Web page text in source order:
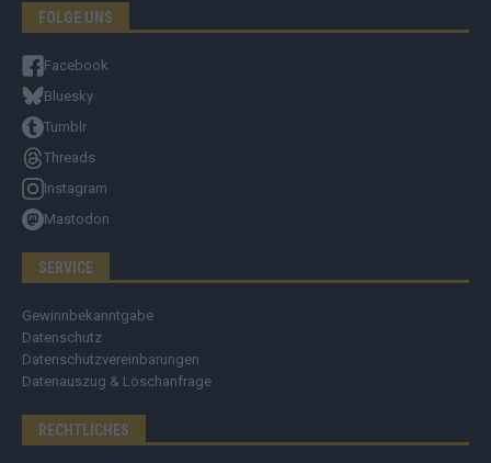
FOLGE UNS
Facebook
Bluesky
Tumblr
Threads
Instagram
Mastodon
SERVICE
Gewinnbekanntgabe
Datenschutz
Datenschutzvereinbarungen
Datenauszug & Löschanfrage
RECHTLICHES